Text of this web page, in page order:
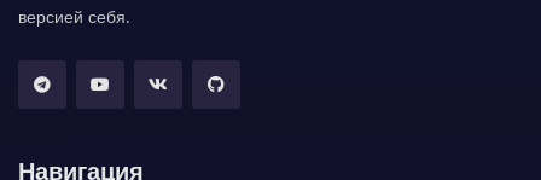
версией себя.
Навигация